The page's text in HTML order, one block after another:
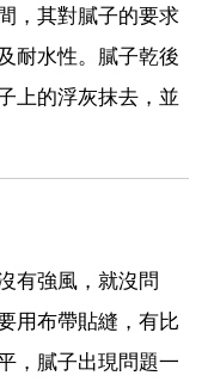
，其對膩子的要求
耐水性。膩子乾後
上的浮灰抹去，並
有強風，就沒問
用布帶貼縫，有比
，膩子出現問題一